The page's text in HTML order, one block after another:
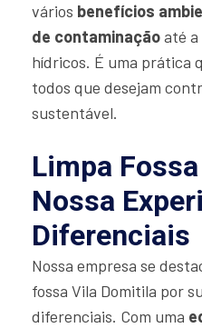
vários benefícios
de contaminaçãoaté
hídricos. É uma prática
todos que desejam
sustentável.
Limpa
Nossa
Diferenciais
Nossa empresa se
fossa Vila Domitila por
diferenciais. Com uma